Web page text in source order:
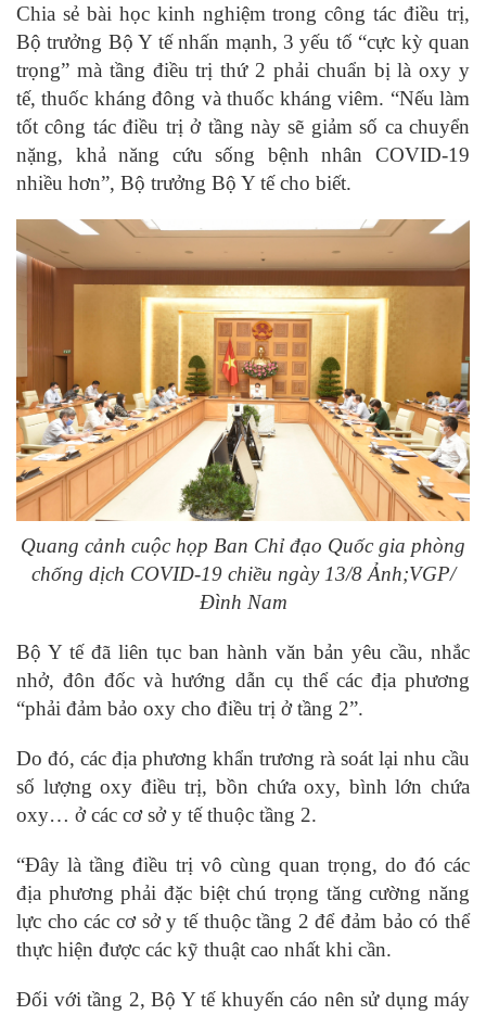
Chia sẻ bài học kinh nghiệm trong công tác điều trị,
Bộ trưởng Bộ Y tế nhấn mạnh, 3 yếu tố “cực kỳ quan
trọng” mà tầng điều trị thứ 2 phải chuẩn bị là oxy y
tế, thuốc kháng đông và thuốc kháng viêm. “Nếu làm
tốt công tác điều trị ở tầng này sẽ giảm số ca chuyển
nặng, khả năng cứu sống bệnh nhân COVID-19
nhiều hơn”, Bộ trưởng Bộ Y tế cho biết.
Quang cảnh cuộc họp Ban Chỉ đạo Quốc gia phòng
chống dịch COVID-19 chiều ngày 13/8 Ảnh;VGP/
Đình Nam
Bộ Y tế đã liên tục ban hành văn bản yêu cầu, nhắc
nhở, đôn đốc và hướng dẫn cụ thể các địa phương
“phải đảm bảo oxy cho điều trị ở tầng 2”.
Do đó, các địa phương khẩn trương rà soát lại nhu cầu
số lượng oxy điều trị, bồn chứa oxy, bình lớn chứa
oxy… ở các cơ sở y tế thuộc tầng 2.
“Đây là tầng điều trị vô cùng quan trọng, do đó các
địa phương phải đặc biệt chú trọng tăng cường năng
lực cho các cơ sở y tế thuộc tầng 2 để đảm bảo có thể
thực hiện được các kỹ thuật cao nhất khi cần.
Đối với tầng 2, Bộ Y tế khuyến cáo nên sử dụng máy